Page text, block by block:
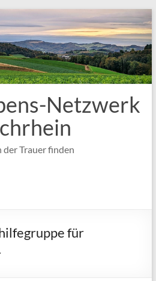
Netzwerk
der Trauer finden
für